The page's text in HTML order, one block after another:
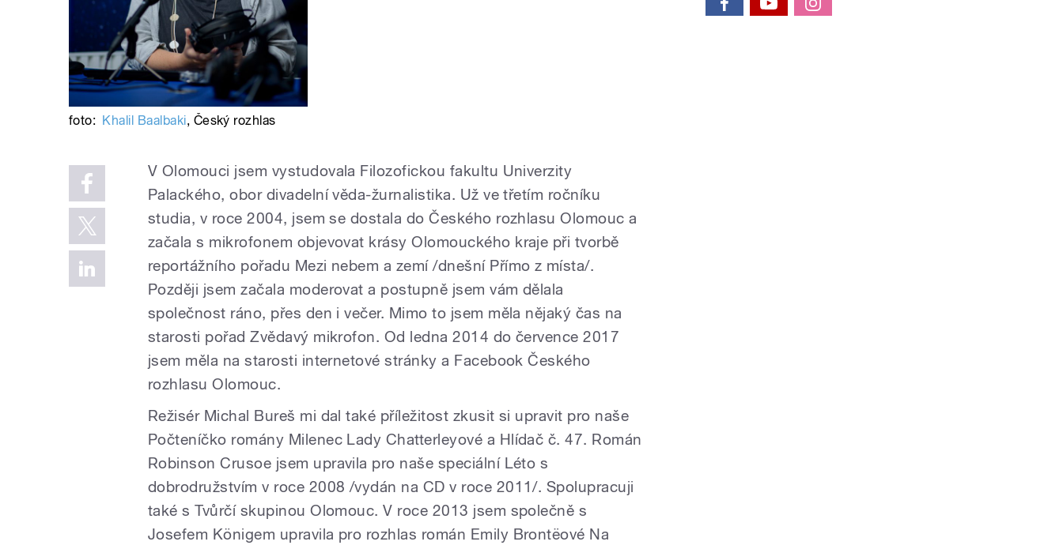
foto: Khalil Baalbaki, Český rozhlas
V Olomouci jsem vystudovala Filozofickou fakultu Univerzity
Palackého, obor divadelní věda-žurnalistika. Už ve třetím ročníku
studia, v roce 2004, jsem se dostala do Českého rozhlasu Olomouc a
začala s mikrofonem objevovat krásy Olomouckého kraje při tvorbě
reportážního pořadu Mezi nebem a zemí /dnešní Přímo z místa/.
Později jsem začala moderovat a postupně jsem vám dělala
společnost ráno, přes den i večer. Mimo to jsem měla nějaký čas na
starosti pořad Zvědavý mikrofon. Od ledna 2014 do července 2017
jsem měla na starosti internetové stránky a Facebook Českého
rozhlasu Olomouc.
Režisér Michal Bureš mi dal také příležitost zkusit si upravit pro naše
Počteníčko romány Milenec Lady Chatterleyové a Hlídač č. 47. Román
Robinson Crusoe jsem upravila pro naše speciální Léto s
dobrodružstvím v roce 2008 /vydán na CD v roce 2011/. Spolupracuji
také s Tvůrčí skupinou Olomouc. V roce 2013 jsem společně s
Josefem Königem upravila pro rozhlas román Emily Brontëové Na